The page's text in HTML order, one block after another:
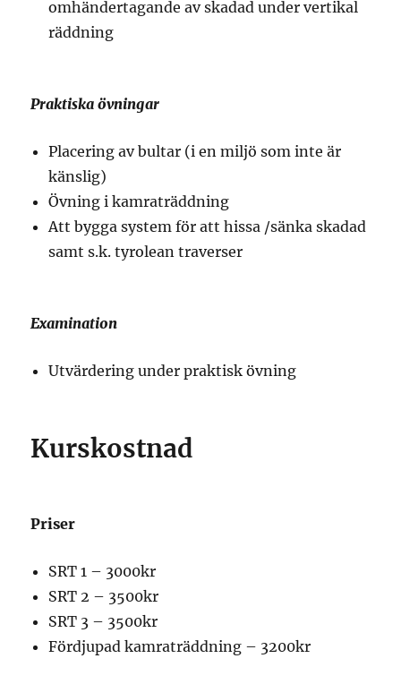
omhändertagande av skadad under vertikal
räddning
Praktiska övningar
Placering av bultar (i en miljö som inte är
känslig)
Övning i kamraträddning
Att bygga system för att hissa /sänka skadad
samt s.k. tyrolean traverser
Examination
Utvärdering under praktisk övning
Kurskostnad
Priser
SRT 1 – 3000kr
SRT 2 – 3500kr
SRT 3 – 3500kr
Fördjupad kamraträddning – 3200kr